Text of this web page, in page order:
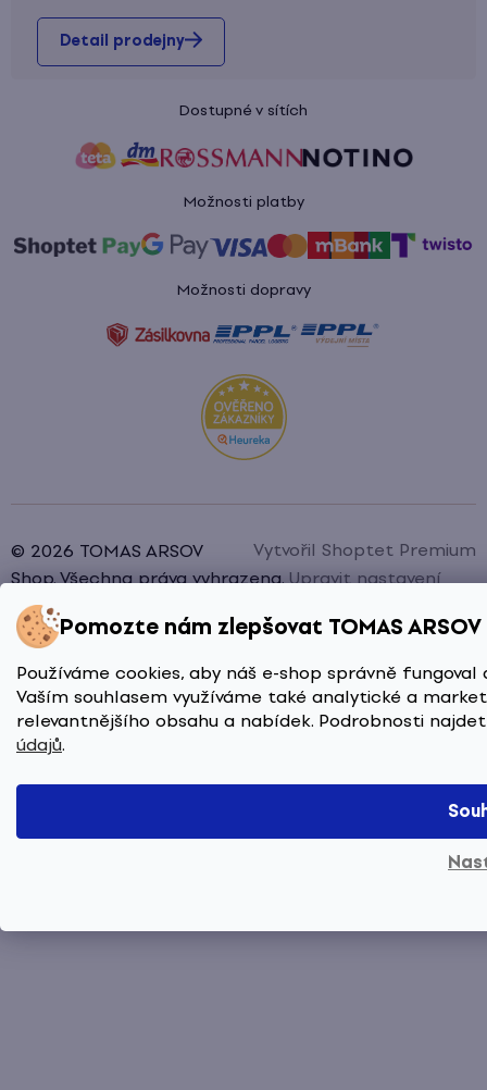
Pomozte nám zlepšovat TOMAS ARSOV
Používáme cookies, aby náš e-shop správně
Vaším souhlasem využíváme také analytické a
relevantnějšího obsahu a nabídek. Podrobnosti
údajů.
Detail prodejny
Dostupné v sítích
Možnosti platby
Možnosti dopravy
Vytvořil Shoptet Premium
© 2026 TOMAS ARSOV
Shop. Všechna práva vyhrazena.Upravit nastavení
cookies